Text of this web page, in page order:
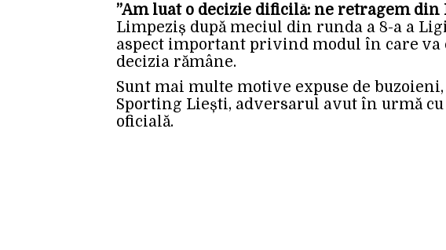
”Am luat o decizie dificilă: ne retragem din
Limpeziș după meciul din runda a 8-a a
aspect important privind modul în care va
decizia rămâne.
Sunt mai multe motive expuse de
Sporting Liești, adversarul avut în urmă cu
oficială.